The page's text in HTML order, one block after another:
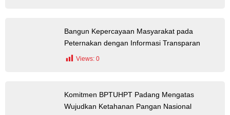
Bangun Kepercayaan Masyarakat pada
Peternakan dengan Informasi Transparan
Views: 0
Komitmen BPTUHPT Padang Mengatas
Wujudkan Ketahanan Pangan Nasional